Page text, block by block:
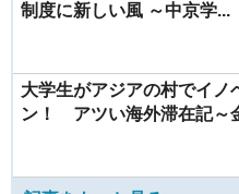
制度に新しい風 ～中京学...
大学生がアジアの村でイノ
ン！ アツい海外滞在記～